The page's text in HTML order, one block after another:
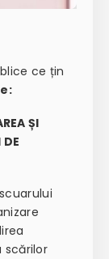
ce țin
ȘI
scărilor